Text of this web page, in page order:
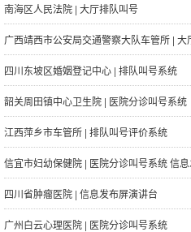
南海区人民法院 | 大厅排队叫号
广西靖西市公安局交通警察大队车管所 | 大
四川东坡区婚姻登记中心 | 排队叫号系统
韶关周田镇中心卫生院 | 医院分诊叫号系统
江西萍乡市车管所 | 排队叫号评价系统
信宜市妇幼保健院 | 医院分诊叫号系统 信
四川省肿瘤医院 | 信息发布屏演讲台
广州白云心理医院 | 医院分诊叫号系统